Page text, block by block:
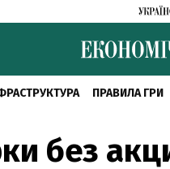
ПРАВИЛА ГРИ
без